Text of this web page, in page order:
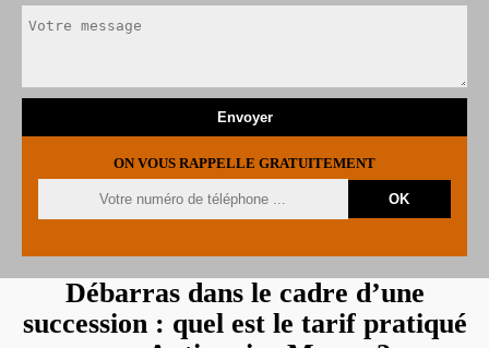
ON VOUS RAPPELLE GRATUITEMENT
Débarras dans le cadre d’une
succession : quel est le tarif pratiqué